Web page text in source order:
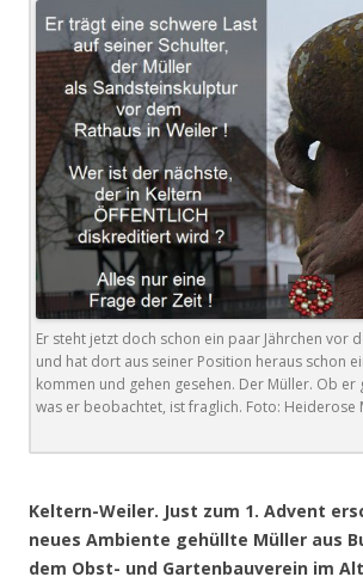
Er steht jetzt doch schon ein paar Jährchen vor
und hat dort aus seiner Position heraus schon
kommen und gehen gesehen. Der Müller. Ob
was er beobachtet, ist fraglich. Foto: Heiderose
Keltern-Weiler. Just zum 1. Advent
neues Ambiente gehüllte Müller aus
dem Obst- und Gartenbauverein im